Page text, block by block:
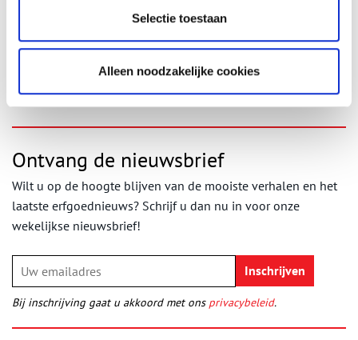
Selectie toestaan
Alleen noodzakelijke cookies
Publicatiedatum: 05/10/2025
Ontvang de nieuwsbrief
Wilt u op de hoogte blijven van de mooiste verhalen en het
laatste erfgoednieuws? Schrijf u dan nu in voor onze
wekelijkse nieuwsbrief!
Bij inschrijving gaat u akkoord met ons privacybeleid.